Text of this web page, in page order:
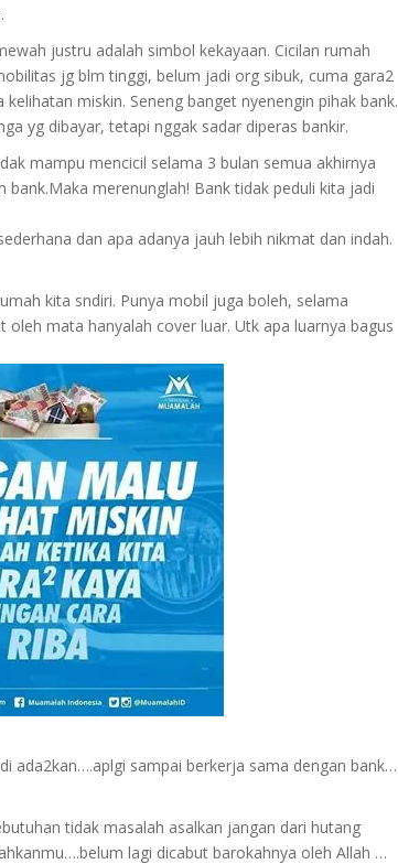
justru adalah simbol kekayaan. Cicilan rumah
jg blm tinggi, belum jadi org sibuk, cuma gara2
miskin. Seneng banget nyenengin pihak bank.
yg dibayar, tetapi nggak sadar diperas bankir.
mampu mencicil selama 3 bulan semua akhirnya
merenunglah! Bank tidak peduli kita jadi
dan apa adanya jauh lebih nikmat dan indah.
kita sndiri. Punya mobil juga boleh, selama
mata hanyalah cover luar. Utk apa luarnya bagus
ada2kan….aplgi sampai berkerja sama dengan bank…
tidak masalah asalkan jangan dari hutang
lagi dicabut barokahnya oleh Allah …